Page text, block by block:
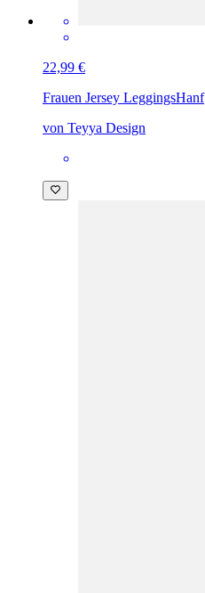
22,99 €
Frauen Jersey LeggingsHanf
von Teyya Design